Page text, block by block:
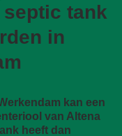
septic tank
in
kan een
van Altena
heeft dan